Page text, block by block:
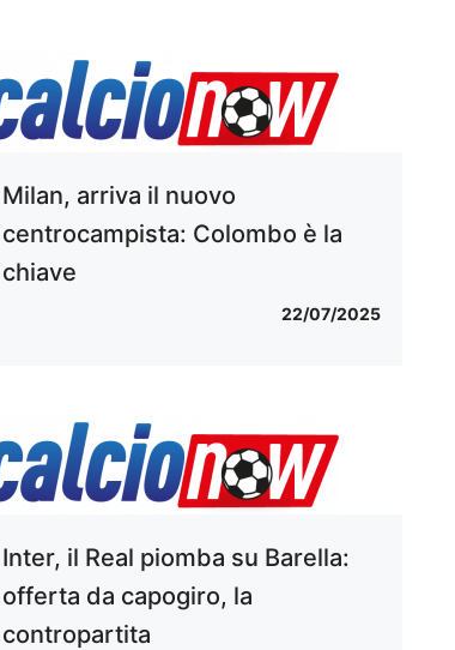
Milan, arriva il nuovo
centrocampista: Colombo è la
chiave
22/07/2025
Inter, il Real piomba su Barella:
offerta da capogiro, la
contropartita